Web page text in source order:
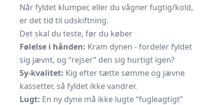
Når fyldet klumper, eller du vågner fugtig/kold,
er det tid til udskiftning.
Det skal du teste, før du køber
Følelse i hånden: Kram dynen - fordeler fyldet
sig jævnt, og “rejser” den sig hurtigt igen?
Sy-kvalitet: Kig efter tætte sømme og jævne
kassetter, så fyldet ikke vandrer.
Lugt: En ny dyne må ikke lugte “fugleagtigt”